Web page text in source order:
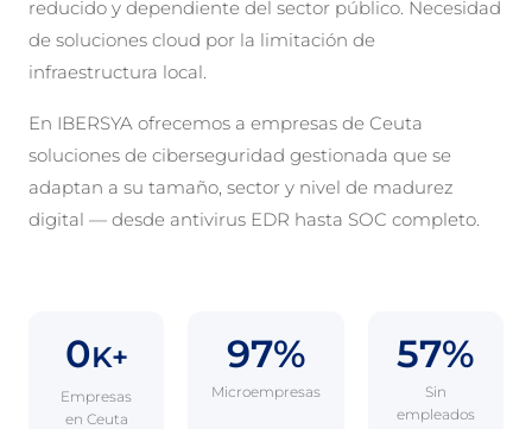
reducido y dependiente del sector público. Necesidad
de soluciones cloud por la limitación de
infraestructura local.
En IBERSYA ofrecemos a empresas de Ceuta
soluciones de ciberseguridad gestionada que se
adaptan a su tamaño, sector y nivel de madurez
digital — desde antivirus EDR hasta SOC completo.
0K+
Empresas
en Ceuta
97%
Microempresas
57%
Sin
empleados